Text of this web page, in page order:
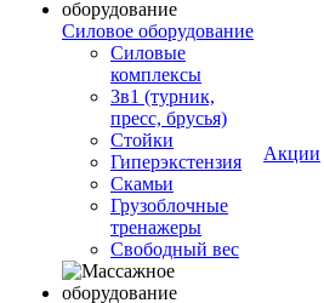
Силовое оборудование
Силовые
комплексы
3в1 (турник,
пресс, брусья)
Стойки
Гиперэкстензия
Скамьи
Грузоблочные
тренажеры
Свободный вес
Акции